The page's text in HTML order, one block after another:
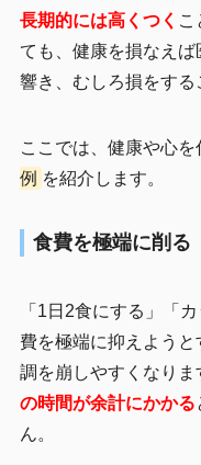
長期的には高くつく こ
ても、健康を損なえ
響き、むしろ損をする
ここでは、健康や心を
例 を紹介します。
食費を極端に削る
「1日2食にする」「
費を極端に抑えよう
調を崩しやすくなりま
の時間が余計にかかる
ん。